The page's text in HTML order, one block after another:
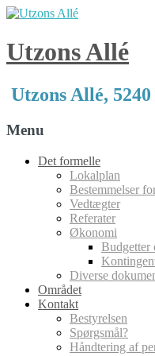
Utzons Allé
Utzons Allé,
Menu
Skip
Det formelle
Lokalplan
Bestemmelser
Vedtægter
Referater
Økonomi
Budgetter
Diverse
Området
Kontakt
Bestyrelsen
Spørgsmål?
Håndtering af